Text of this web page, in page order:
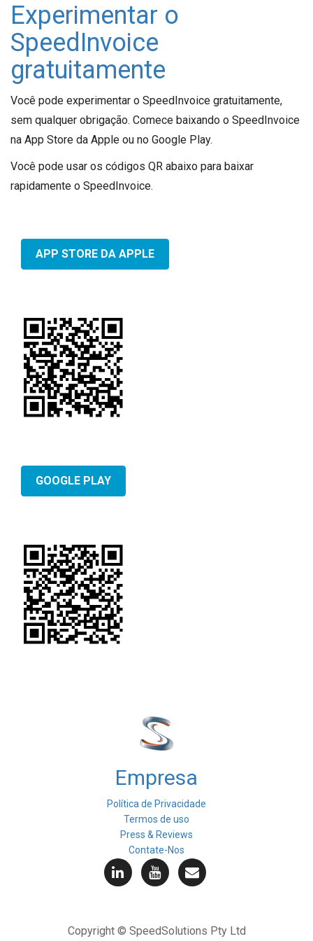
Experimentar o
SpeedInvoice
gratuitamente
Você pode experimentar o SpeedInvoice gratuitamente,
sem qualquer obrigação. Comece baixando o SpeedInvoice
na App Store da Apple ou no Google Play.
Você pode usar os códigos QR abaixo para baixar
rapidamente o SpeedInvoice.
APP STORE DA APPLE
GOOGLE PLAY
Empresa
Política de Privacidade
Termos de uso
Press & Reviews
Contate-Nos
Copyright © SpeedSolutions Pty Ltd